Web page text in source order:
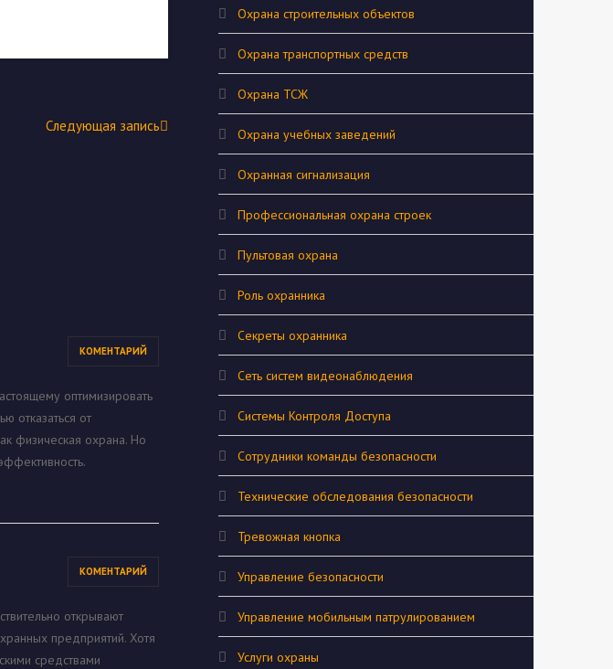
Следующая запись
КОМЕНТАРИЙ
оптимизировать
отказаться от
физическая охрана. Но
КОМЕНТАРИЙ
открывают
предприятий. Хотя
средствами
Охрана строительных объектов
Охрана транспортных средств
Охрана ТСЖ
Охрана учебных заведений
Охранная сигнализация
Профессиональная охрана строек
Пультовая охрана
Роль охранника
Секреты охранника
Сеть систем видеонаблюдения
Системы Контроля Доступа
Сотрудники команды безопасности
Технические обследования безопасности
Тревожная кнопка
Управление безопасности
Управление мобильным патрулированием
Услуги охраны